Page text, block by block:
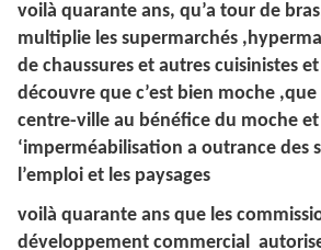
voilà quarante ans, qu’a tour de
multiplie les supermarchés
de chaussures et autres cuisinistes
découvre que c’est bien moche ,que
centre-ville au bénéfice du moche et
‘imperméabilisation a outrance des
l’emploi et les paysages
voilà quarante ans que les
développement commercial